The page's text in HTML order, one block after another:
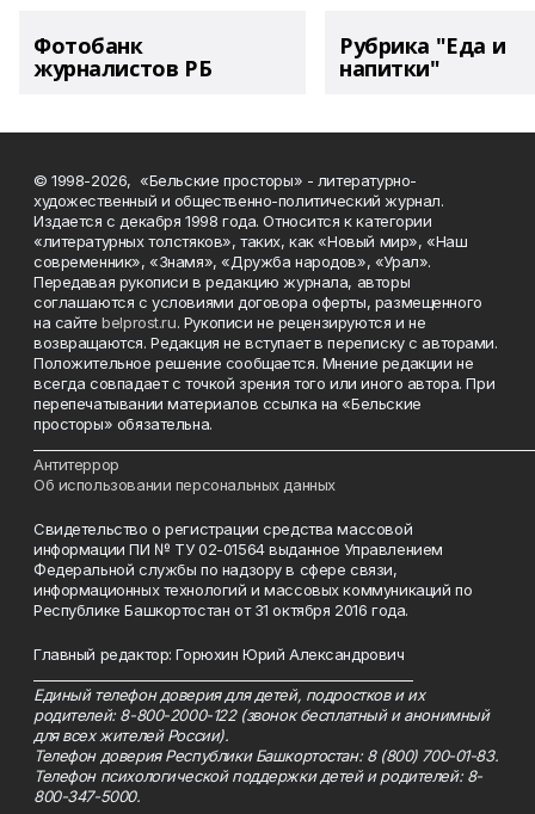
Фотобанк
журналистов РБ
Рубрика "Еда и
напитки"
© 1998-2026, «Бельские просторы» - литературно-
художественный и общественно-политический журнал.
Издается с декабря 1998 года. Относится к категории
«литературных толстяков», таких, как «Новый мир», «Наш
современник», «Знамя», «Дружба народов», «Урал».
Передавая рукописи в редакцию журнала, авторы
соглашаются с условиями договора оферты, размещенного
на сайтеbelprost.ru. Рукописи не рецензируются и не
возвращаются. Редакция не вступает в переписку с авторами.
Положительное решение сообщается. Мнение редакции не
всегда совпадает с точкой зрения того или иного автора. При
перепечатывании материалов ссылка на «Бельские
просторы» обязательна.
Антитеррор
Об использовании персональных данных
Свидетельство о регистрации средства массовой
информации ПИ № ТУ 02-01564 выданное Управлением
Федеральной службы по надзору в сфере связи,
информационных технологий и массовых коммуникаций по
Республике Башкортостан от 31 октября 2016 года.
Главный редактор: Горюхин Юрий Александрович
Единый телефон доверия для детей, подростков и их
родителей: 8-800-2000-122 (звонок бесплатный и анонимный
для всех жителей России).
Телефон доверия Республики Башкортостан: 8 (800) 700-01-83.
Телефон психологической поддержки детей и родителей: 8-
800-347-5000.